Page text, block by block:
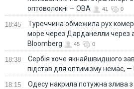
оптоволокні — ОВА
41 0
18:45
Туреччина обмежила рух
море через Дарданелли через
Bloomberg
45 0
18:38
Сербія хоче якнайшвидшого
підстав для оптимізму немає, —
18:15
Одесу накрила потужна злива